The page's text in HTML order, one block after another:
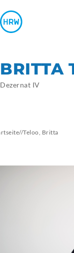
BRITTA
Dezernat IV
//Teloo, Britta